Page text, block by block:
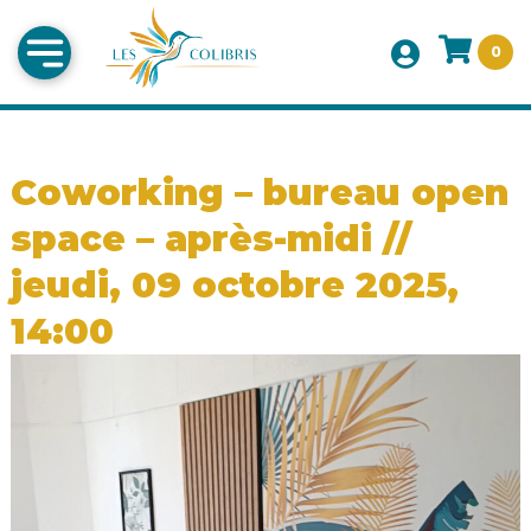
0
Coworking – bureau open
space – après-midi //
jeudi, 09 octobre 2025,
14:00